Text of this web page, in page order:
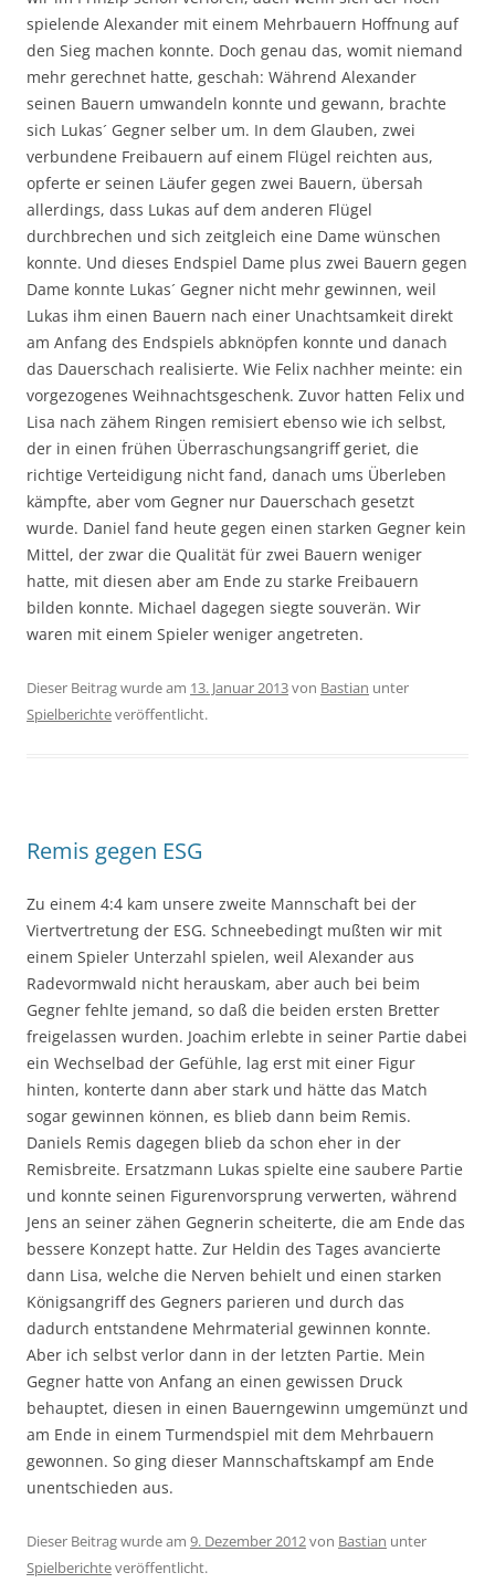
spielende Alexander mit einem Mehrbauern Hoffnung auf
den Sieg machen konnte. Doch genau das, womit niemand
mehr gerechnet hatte, geschah: Während Alexander
seinen Bauern umwandeln konnte und gewann, brachte
sich Lukas´ Gegner selber um. In dem Glauben, zwei
verbundene Freibauern auf einem Flügel reichten aus,
opferte er seinen Läufer gegen zwei Bauern, übersah
allerdings, dass Lukas auf dem anderen Flügel
durchbrechen und sich zeitgleich eine Dame wünschen
konnte. Und dieses Endspiel Dame plus zwei Bauern gegen
Dame konnte Lukas´ Gegner nicht mehr gewinnen, weil
Lukas ihm einen Bauern nach einer Unachtsamkeit direkt
am Anfang des Endspiels abknöpfen konnte und danach
das Dauerschach realisierte. Wie Felix nachher meinte: ein
vorgezogenes Weihnachtsgeschenk. Zuvor hatten Felix und
Lisa nach zähem Ringen remisiert ebenso wie ich selbst,
der in einen frühen Überraschungsangriff geriet, die
richtige Verteidigung nicht fand, danach ums Überleben
kämpfte, aber vom Gegner nur Dauerschach gesetzt
wurde. Daniel fand heute gegen einen starken Gegner kein
Mittel, der zwar die Qualität für zwei Bauern weniger
hatte, mit diesen aber am Ende zu starke Freibauern
bilden konnte. Michael dagegen siegte souverän. Wir
waren mit einem Spieler weniger angetreten.
Dieser Beitrag wurde am 13. Januar 2013von Bastian unter
Spielberichteveröffentlicht.
Remis gegen ESG
Zu einem 4:4 kam unsere zweite Mannschaft bei der
Viertvertretung der ESG. Schneebedingt mußten wir mit
einem Spieler Unterzahl spielen, weil Alexander aus
Radevormwald nicht herauskam, aber auch bei beim
Gegner fehlte jemand, so daß die beiden ersten Bretter
freigelassen wurden. Joachim erlebte in seiner Partie dabei
ein Wechselbad der Gefühle, lag erst mit einer Figur
hinten, konterte dann aber stark und hätte das Match
sogar gewinnen können, es blieb dann beim Remis.
Daniels Remis dagegen blieb da schon eher in der
Remisbreite. Ersatzmann Lukas spielte eine saubere Partie
und konnte seinen Figurenvorsprung verwerten, während
Jens an seiner zähen Gegnerin scheiterte, die am Ende das
bessere Konzept hatte. Zur Heldin des Tages avancierte
dann Lisa, welche die Nerven behielt und einen starken
Königsangriff des Gegners parieren und durch das
dadurch entstandene Mehrmaterial gewinnen konnte.
Aber ich selbst verlor dann in der letzten Partie. Mein
Gegner hatte von Anfang an einen gewissen Druck
behauptet, diesen in einen Bauerngewinn umgemünzt und
am Ende in einem Turmendspiel mit dem Mehrbauern
gewonnen. So ging dieser Mannschaftskampf am Ende
unentschieden aus.
Dieser Beitrag wurde am 9. Dezember 2012von Bastian unter
Spielberichteveröffentlicht.